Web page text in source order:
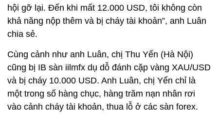
hội gỡ lại. Đến khi mất 12.000 USD, tôi không còn
khả năng nộp thêm và bị cháy tài khoản”, anh Luân
chia sẻ.
Cùng cảnh như anh Luân, chị Thu Yến (Hà Nội)
cũng bị IB sàn iilmfx dụ dỗ đánh cặp vàng XAU/USD
và bị cháy 10.000 USD. Anh Luân, chị Yến chỉ là
một trong số hàng chục, hàng trăm nạn nhân rơi
vào cảnh cháy tài khoản, thua lỗ ở các sàn forex.